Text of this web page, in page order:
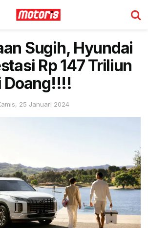
Sugih, Hyundai
Rp 147 Triliun
Doang!!!!
25 Januari 2024